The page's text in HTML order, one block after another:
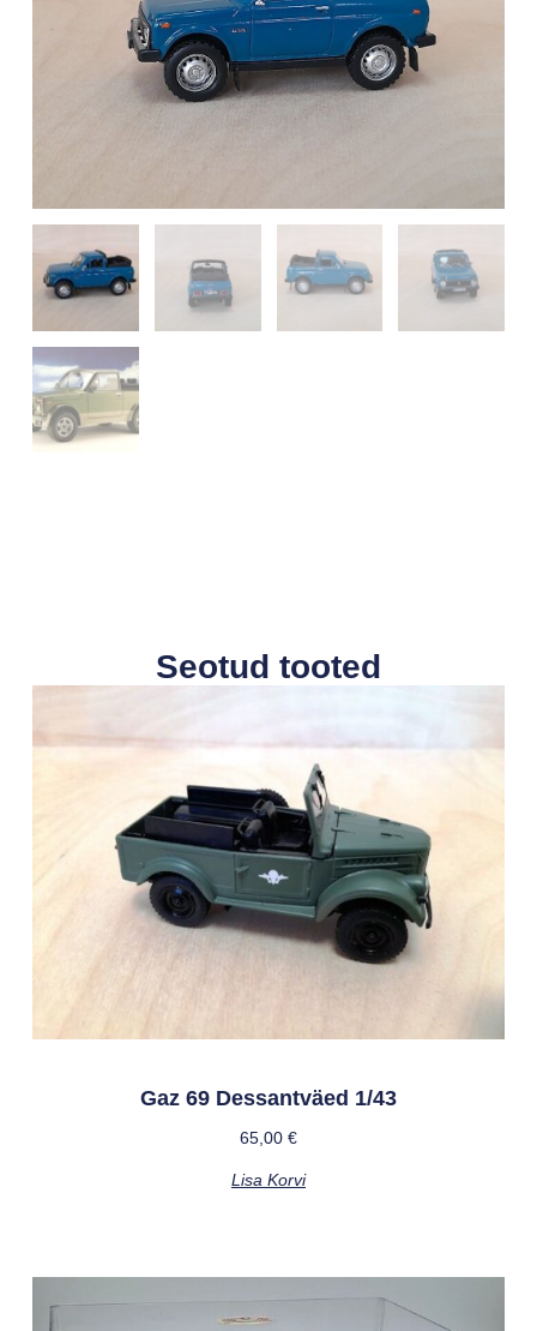
Seotud tooted
Gaz 69 Dessantväed 1/43
65,00 €
Lisa Korvi